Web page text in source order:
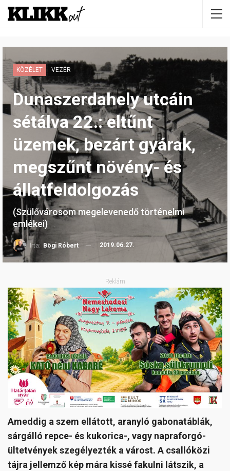
KÖZÉLET VEZÉR
Dunaszerdahely utcáin
sétálva 22.: eltűnt
üzemek, bezárt gyárak,
megszűnt növény- és
állatfeldolgozás
(Szülővárosom megelevenedő történelmi
emlékei)
Írta: Bögi Róbert 2019.06.27.
Reklám
Ameddig a szem ellátott, aranyló gabonatáblák,
sárgálló repce- és kukorica-, vagy napraforgó-
ültetvények szegélyezték a várost. A csallóközi
tájra jellemző kép mára kissé fakulni látszik, a